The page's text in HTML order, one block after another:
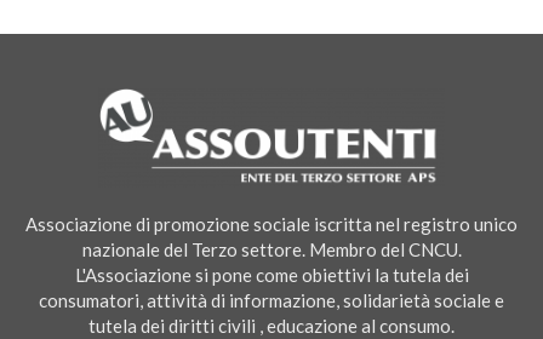
Associazione di promozione sociale iscritta nel registro unico
nazionale del Terzo settore. Membro del CNCU.
L'Associazione si pone come obiettivi la tutela dei
consumatori, attività di informazione, solidarietà sociale e
tutela dei diritti civili , educazione al consumo.